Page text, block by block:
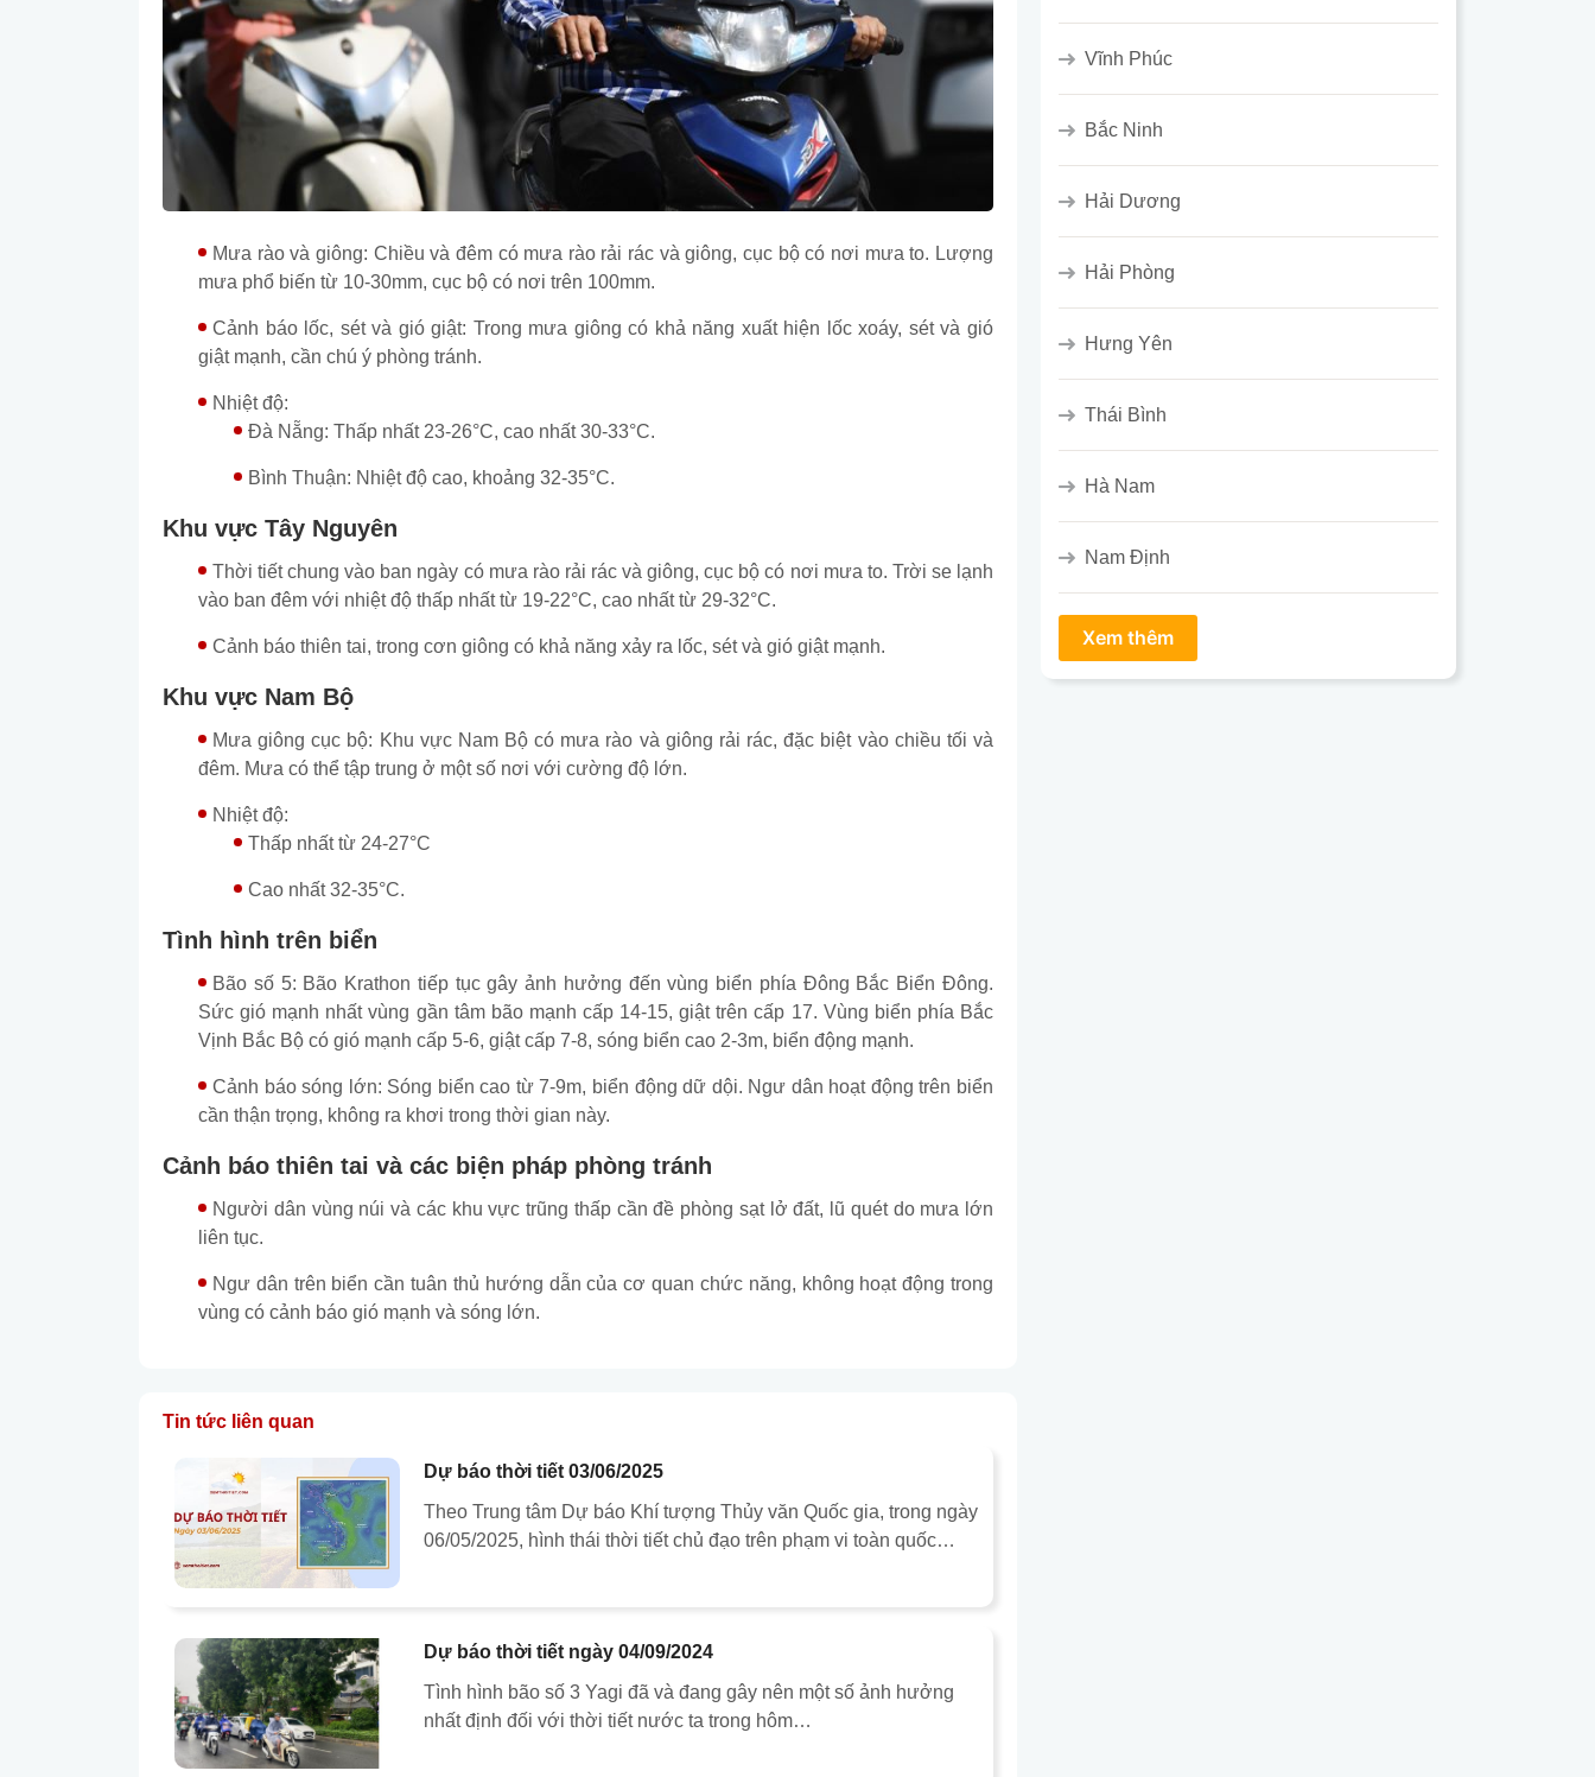
Mưa rào và giông: Chiều và đêm có mưa rào rải rác và giông, cục bộ có nơi mưa to. Lượng
mưa phổ biến từ 10-30mm, cục bộ có nơi trên 100mm.
Cảnh báo lốc, sét và gió giật: Trong mưa giông có khả năng xuất hiện lốc xoáy, sét và gió
giật mạnh, cần chú ý phòng tránh.
Nhiệt độ:
Đà Nẵng: Thấp nhất 23-26°C, cao nhất 30-33°C.
Bình Thuận: Nhiệt độ cao, khoảng 32-35°C.
Khu vực Tây Nguyên
Thời tiết chung vào ban ngày có mưa rào rải rác và giông, cục bộ có nơi mưa to. Trời se lạnh
vào ban đêm với nhiệt độ thấp nhất từ 19-22°C, cao nhất từ 29-32°C.
Cảnh báo thiên tai, trong cơn giông có khả năng xảy ra lốc, sét và gió giật mạnh.
Khu vực Nam Bộ
Mưa giông cục bộ: Khu vực Nam Bộ có mưa rào và giông rải rác, đặc biệt vào chiều tối và
đêm. Mưa có thể tập trung ở một số nơi với cường độ lớn.
Nhiệt độ:
Thấp nhất từ 24-27°C
Cao nhất 32-35°C.
Tình hình trên biển
Bão số 5: Bão Krathon tiếp tục gây ảnh hưởng đến vùng biển phía Đông Bắc Biển Đông.
Sức gió mạnh nhất vùng gần tâm bão mạnh cấp 14-15, giật trên cấp 17. Vùng biển phía Bắc
Vịnh Bắc Bộ có gió mạnh cấp 5-6, giật cấp 7-8, sóng biển cao 2-3m, biển động mạnh.
Cảnh báo sóng lớn: Sóng biển cao từ 7-9m, biển động dữ dội. Ngư dân hoạt động trên biển
cần thận trọng, không ra khơi trong thời gian này.
Cảnh báo thiên tai và các biện pháp phòng tránh
Người dân vùng núi và các khu vực trũng thấp cần đề phòng sạt lở đất, lũ quét do mưa lớn
liên tục.
Ngư dân trên biển cần tuân thủ hướng dẫn của cơ quan chức năng, không hoạt động trong
vùng có cảnh báo gió mạnh và sóng lớn.
Tin tức liên quan
Dự báo thời tiết 03/06/2025
Theo Trung tâm Dự báo Khí tượng Thủy văn Quốc gia, trong ngày
06/05/2025, hình thái thời tiết chủ đạo trên phạm vi toàn quốc…
Dự báo thời tiết ngày 04/09/2024
Tình hình bão số 3 Yagi đã và đang gây nên một số ảnh hưởng
nhất định đối với thời tiết nước ta trong hôm…
Vĩnh Phúc
Bắc Ninh
Hải Dương
Hải Phòng
Hưng Yên
Thái Bình
Hà Nam
Nam Định